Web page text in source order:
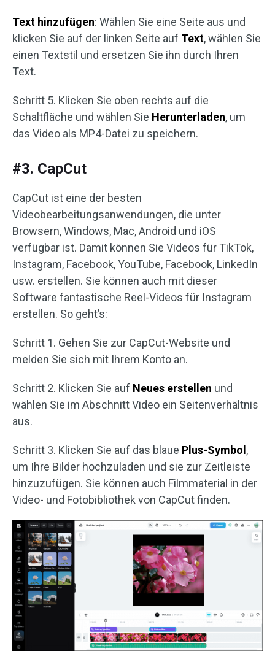
Text hinzufügen: Wählen Sie eine Seite aus und
klicken Sie auf der linken Seite auf Text, wählen Sie
einen Textstil und ersetzen Sie ihn durch Ihren
Text.
Schritt 5. Klicken Sie oben rechts auf die
Schaltfläche und wählen Sie Herunterladen, um
das Video als MP4-Datei zu speichern.
#3. CapCut
CapCut ist eine der besten
Videobearbeitungsanwendungen, die unter
Browsern, Windows, Mac, Android und iOS
verfügbar ist. Damit können Sie Videos für TikTok,
Instagram, Facebook, YouTube, Facebook, LinkedIn
usw. erstellen. Sie können auch mit dieser
Software fantastische Reel-Videos für Instagram
erstellen. So geht’s:
Schritt 1. Gehen Sie zur CapCut-Website und
melden Sie sich mit Ihrem Konto an.
Schritt 2. Klicken Sie auf Neues erstellen und
wählen Sie im Abschnitt Video ein Seitenverhältnis
aus.
Schritt 3. Klicken Sie auf das blaue Plus-Symbol,
um Ihre Bilder hochzuladen und sie zur Zeitleiste
hinzuzufügen. Sie können auch Filmmaterial in der
Video- und Fotobibliothek von CapCut finden.